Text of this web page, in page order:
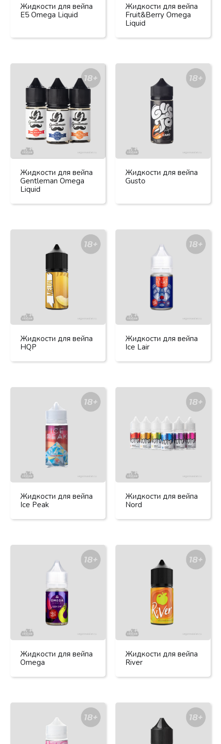
Жидкости для вейпа
E5 Omega Liquid
Жидкости для вейпа
Fruit&Berry Omega
Liquid
Жидкости для вейпа
Gentleman Omega
Liquid
Жидкости для вейпа
Gusto
Жидкости для вейпа
HQP
Жидкости для вейпа
Ice Lair
Жидкости для вейпа
Ice Peak
Жидкости для вейпа
Nord
Жидкости для вейпа
Omega
Жидкости для вейпа
River